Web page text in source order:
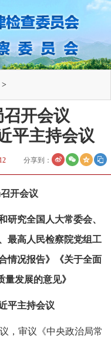
>
开会议
平主持会议
分享到：
开会议
研究全国人大常委会、
最高人民检察院党组工
情况报告》《关于全面
量发展的意见》
平主持会议
，审议《中央政治局常